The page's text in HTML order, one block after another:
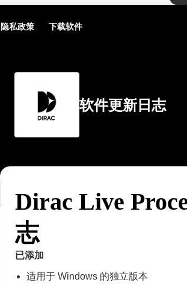
隐私政策 下载软件
软件更新日志
Dirac Live
志
已添加
适用于 Windows 的独立版本